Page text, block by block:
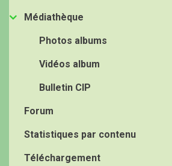
Médiathèque
Photos albums
Vidéos album
Bulletin CIP
Forum
Statistiques par contenu
Téléchargement